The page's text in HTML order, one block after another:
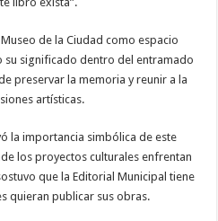
de la Ciudad como espacio
su significado dentro del entramado
preservar la memoria y reunir a la
artísticas.
la importancia simbólica de este
los proyectos culturales enfrentan
que la Editorial Municipal tiene
quieran publicar sus obras.